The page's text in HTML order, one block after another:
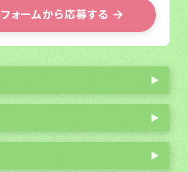
ォームから応募する →
▶
▶
▶